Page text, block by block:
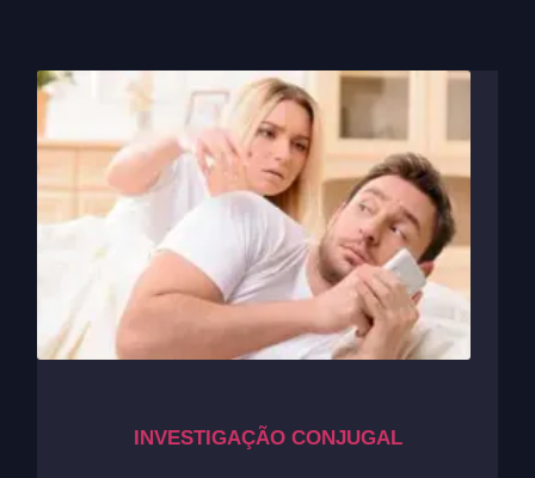
INVESTIGAÇÃO CONJUGAL